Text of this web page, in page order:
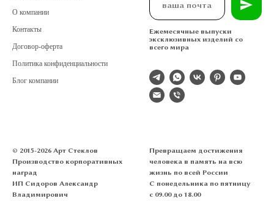
О компании
Контакты
Договор-оферта
Политика конфиденциальности
Блог компании
Ежемесячные выпуски
эксклюзивных изделий со
всего мира
© 2015-2026 Арт Стеклов
Производство корпоративных
наград
ИП Сидоров Александр
Владимирович
Превращаем достижения
человека в память на всю
жизнь по всей России
С понедельника по пятницу
с 09.00 до 18.00